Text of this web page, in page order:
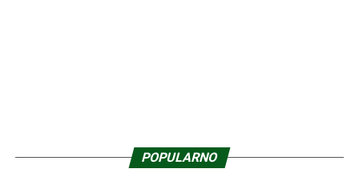
ArchyEnergy2026